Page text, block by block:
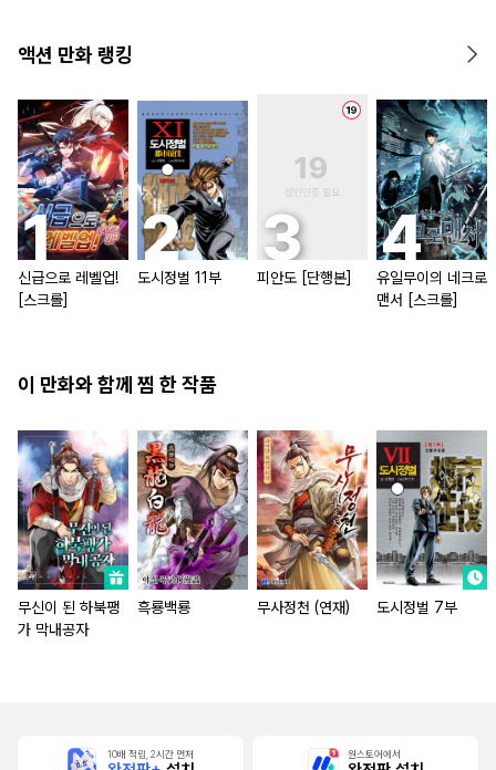
액션 만화 랭킹
신급으로 레벨업!
[스크롤]
도시정벌 11부 피안도 [단행본]
유일무이의 네크로
맨서 [스크롤]
이 만화와 함께 찜 한 작품
무신이 된 하북팽
가 막내공자
흑룡백룡 무사정천 (연재) 도시정벌 7부
10배 적립, 2시간 먼저 원스토어에서